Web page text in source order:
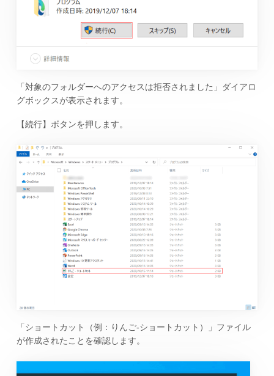
「対象のフォルダーへのアクセスは拒否されました」ダイアロ
グボックスが表示されます。
【続行】ボタンを押します。
「ショートカット（例：りんご-ショートカット）」ファイル
が作成されたことを確認します。